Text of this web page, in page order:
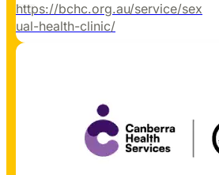
https://bchc.org.au/service/sex
ual-health-clinic/